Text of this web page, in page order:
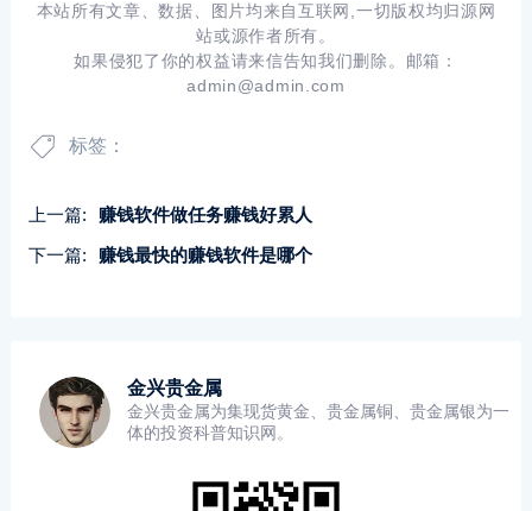
本站所有文章、数据、图片均来自互联网,一切版权均归源网
站或源作者所有。
如果侵犯了你的权益请来信告知我们删除。邮箱：
admin@admin.com
标签：
上一篇:
赚钱软件做任务赚钱好累人
下一篇:
赚钱最快的赚钱软件是哪个
金兴贵金属
金兴贵金属为集现货黄金、贵金属铜、贵金属银为一
体的投资科普知识网。